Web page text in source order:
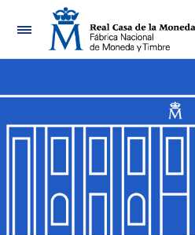
Navegació
Mostra/Amaga
Mostra/Amaga
Mostra/Amaga